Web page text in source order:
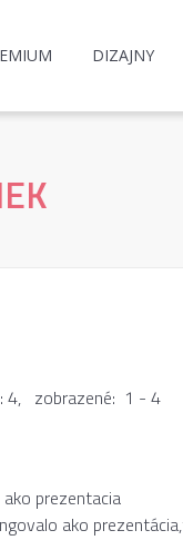
DIZAJNY
4, zobrazené: 1 - 4
prezentacia
ako